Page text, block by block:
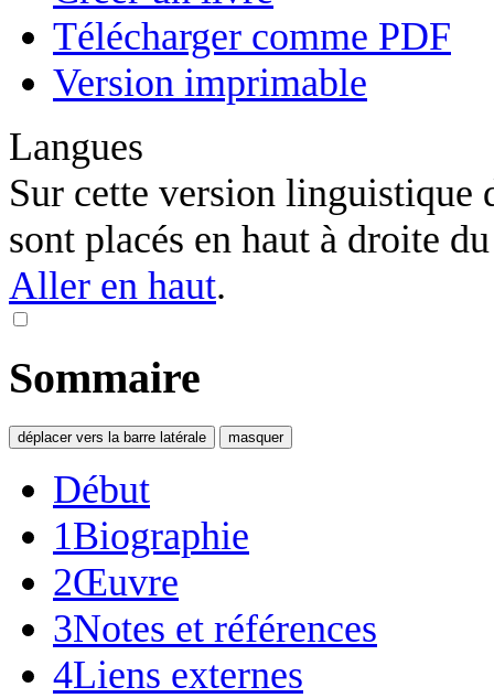
Télécharger comme PDF
Version imprimable
Langues
Sur cette version linguistique
sont placés en haut à droite
Aller en haut.
Sommaire
déplacer vers la barre latérale masquer
Début
1Biographie
2Œuvre
3Notes et références
4Liens externes